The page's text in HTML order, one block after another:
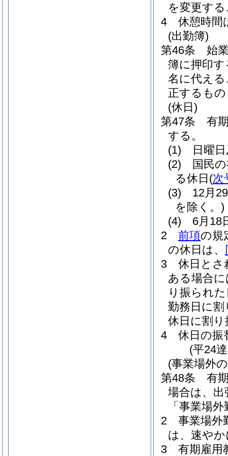
を変更す
4
休憩時間
(出勤簿)
第46条
始
簿に押印
名に代え
正するも
(休日)
第47条
有
する。
(1)
日曜
(2)
国民
る休日 (次
(3)
12月
を除く。)
(4)
6月18
2
前項の規
の休日は、
3
休日とさ
ある場合
り振られ
勤務日に
休日に割
4
休日の振
(平24
(事業場外
第48条
有
場合は、
「事業場
2
事業場外
は、速や
3
有期雇用